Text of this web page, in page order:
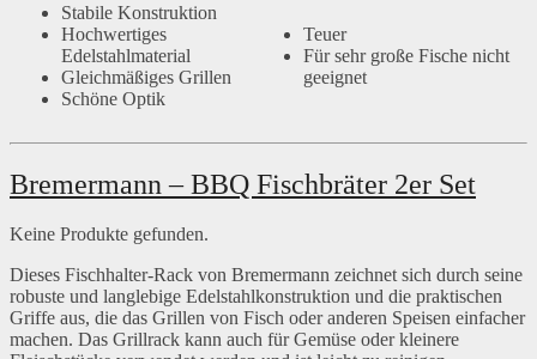
Stabile Konstruktion
Hochwertiges
Edelstahlmaterial
Gleichmäßiges Grillen
Schöne Optik
Teuer
Für sehr große Fische nicht
geeignet
Bremermann – BBQ Fischbräter 2er Set
Keine Produkte gefunden.
Dieses Fischhalter-Rack von Bremermann zeichnet sich durch seine
robuste und langlebige Edelstahlkonstruktion und die praktischen
Griffe aus, die das Grillen von Fisch oder anderen Speisen einfacher
machen. Das Grillrack kann auch für Gemüse oder kleinere